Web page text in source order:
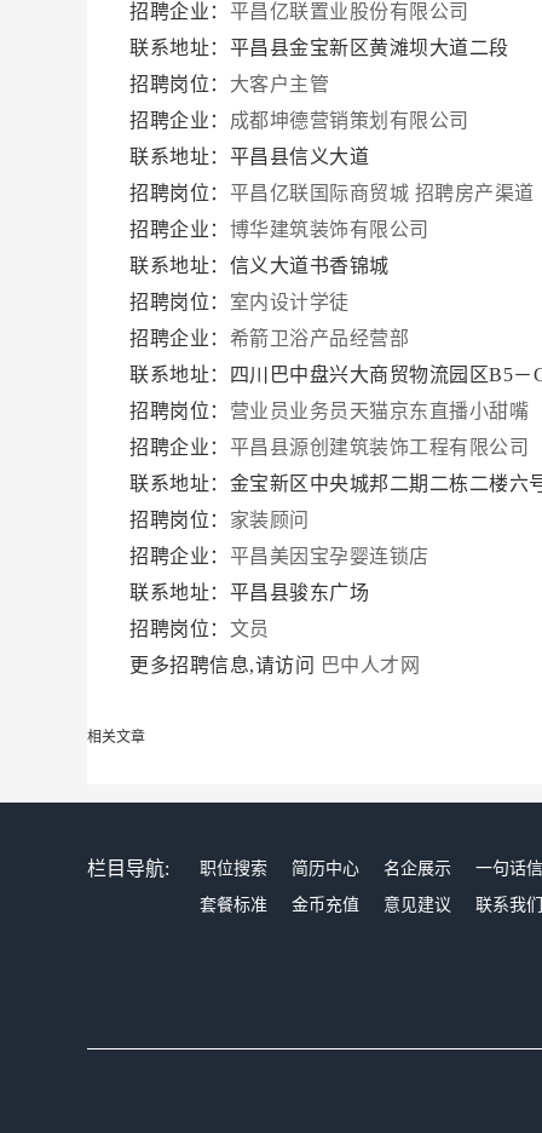
招聘企业： 平昌亿联置业股份有限公司
联系地址：平昌县金宝新区黄滩坝大道二段
招聘岗位： 大客户主管
招聘企业： 成都坤德营销策划有限公司
联系地址：平昌县信义大道
招聘岗位： 平昌亿联国际商贸城 招聘房产渠道
招聘企业： 博华建筑装饰有限公司
联系地址：信义大道书香锦城
招聘岗位： 室内设计学徒
招聘企业： 希箭卫浴产品经营部
联系地址：四川巴中盘兴大商贸物流园区B5－
招聘岗位： 营业员业务员天猫京东直播小甜嘴
招聘企业： 平昌县源创建筑装饰工程有限公司
联系地址：金宝新区中央城邦二期二栋二楼六
招聘岗位： 家装顾问
招聘企业： 平昌美因宝孕婴连锁店
联系地址：平昌县骏东广场
招聘岗位： 文员
更多招聘信息,请访问
巴中人才网
相关文章
栏目导航: 职位搜索 简历中心 名企展示
一句话
套餐标准
金币充值 意见建议 联系我们